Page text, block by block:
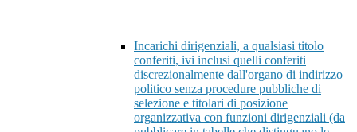
Incarichi dirigenziali, a qualsiasi titolo
conferiti, ivi inclusi quelli conferiti
discrezionalmente dall'organo di indirizzo
politico senza procedure pubbliche di
selezione e titolari di posizione
organizzativa con funzioni dirigenziali (da